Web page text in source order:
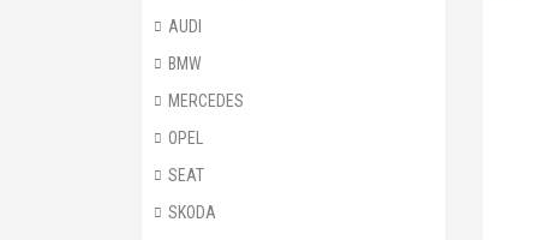
AUDI
BMW
MERCEDES
OPEL
SEAT
SKODA